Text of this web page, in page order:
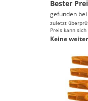
Bester
gefunden bei
zuletzt
Preis kann
Keine